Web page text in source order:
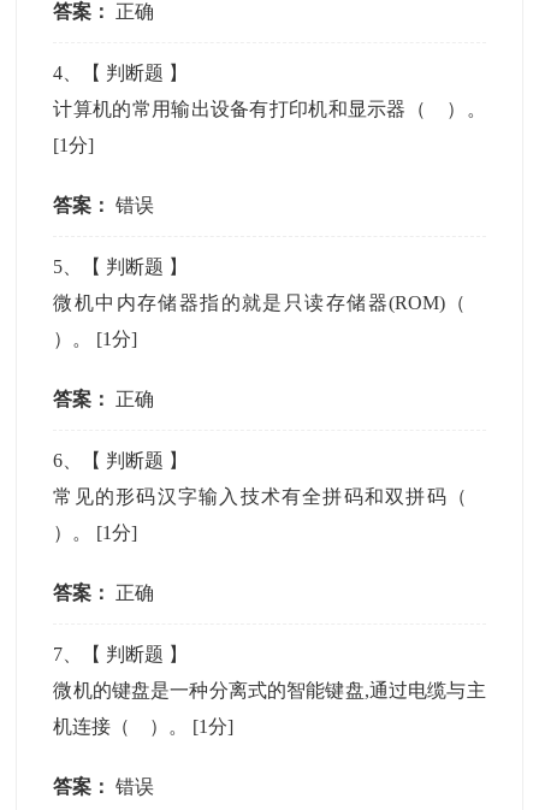
答案： 正确
4 、【 判断题 】
计算机的常用输出设备有打印机和显示器（ ）。
[1分]
答案： 错误
5 、【 判断题 】
微机中内存储器指的就是只读存储器(ROM)（
）。 [1分]
答案： 正确
6 、【 判断题 】
常见的形码汉字输入技术有全拼码和双拼码（
）。 [1分]
答案： 正确
7 、【 判断题 】
微机的键盘是一种分离式的智能键盘,通过电缆与主
机连接（ ）。 [1分]
答案： 错误